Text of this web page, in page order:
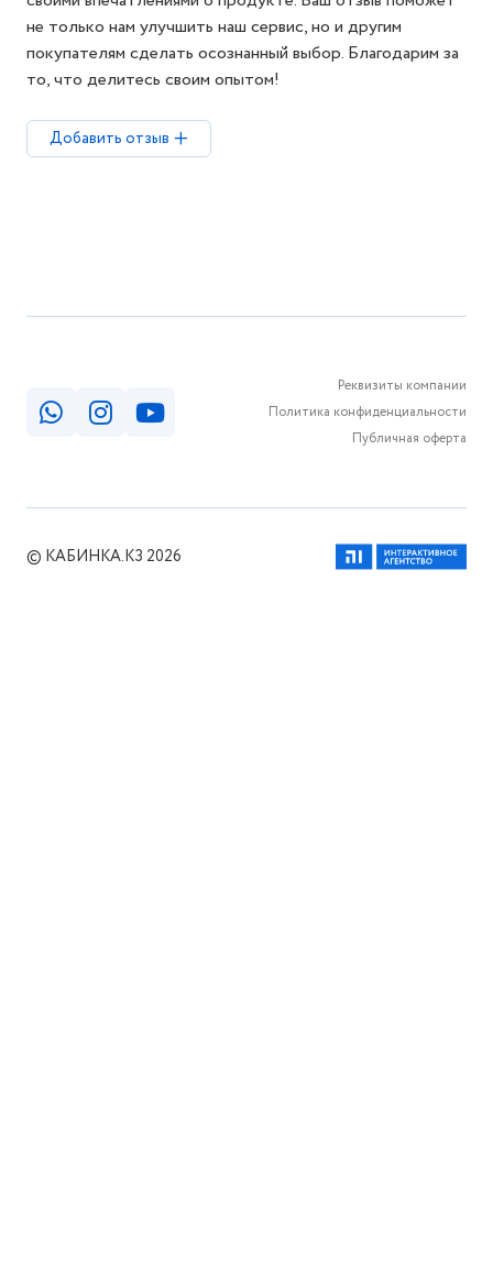
не только нам улучшить наш сервис, но и другим
покупателям сделать осознанный выбор. Благодарим за
то, что делитесь своим опытом!
Добавить отзыв
Реквизиты компании
Политика конфиденциальности
Публичная оферта
© КАБИНКА.КЗ 2026